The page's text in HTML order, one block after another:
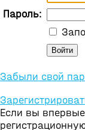
Пароль:
Забыли свой
Если вы